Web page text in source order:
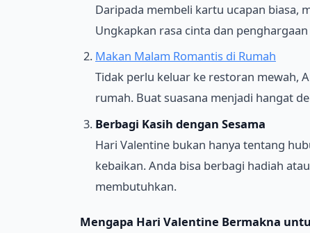
Daripada membeli kartu ucapan biasa,
Ungkapkan rasa cinta dan
Makan Malam Romantis di Rumah
Tidak perlu keluar ke restoran mewah,
rumah. Buat suasana menjadi hangat
Berbagi Kasih dengan Sesama
Hari Valentine bukan hanya tentang
kebaikan. Anda bisa berbagi hadiah
membutuhkan.
Mengapa Hari Valentine Bermakna